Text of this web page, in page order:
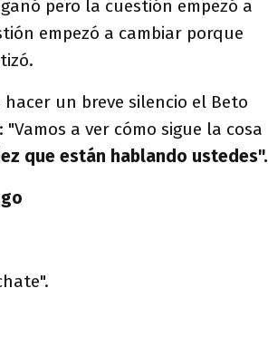
pero la cuestión empezó a
empezó a cambiar porque
un breve silencio el Beto
a ver cómo sigue la cosa
que están hablando ustedes".